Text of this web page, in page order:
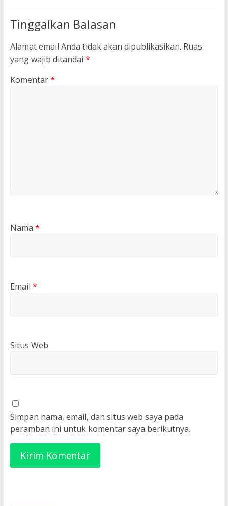
Tinggalkan Balasan
Alamat email Anda tidak akan dipublikasikan. Ruas
yang wajib ditandai *
Komentar*
Nama *
Email *
Situs Web
Simpan nama, email, dan situs web saya pada
peramban ini untuk komentar saya berikutnya.